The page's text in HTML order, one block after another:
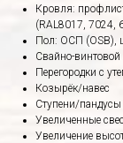
Кровля:
(RAL8017, 7024,
Пол: ОСП (OSB),
Свайно-
Перегородки с
Козырёк/навес
Ступени/пандусы
Увеличенные
Увеличение